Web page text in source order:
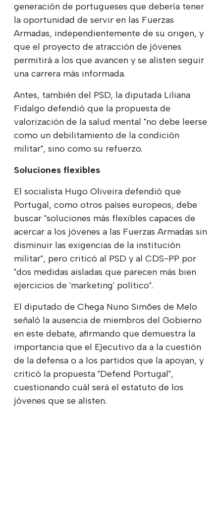
generación de portugueses que debería tener
la oportunidad de servir en las Fuerzas
Armadas, independientemente de su origen, y
que el proyecto de atracción de jóvenes
permitirá a los que avancen y se alisten seguir
una carrera más informada.
Antes, también del PSD, la diputada Liliana
Fidalgo defendió que la propuesta de
valorización de la salud mental "no debe leerse
como un debilitamiento de la condición
militar", sino como su refuerzo.
Soluciones flexibles
El socialista Hugo Oliveira defendió que
Portugal, como otros países europeos, debe
buscar "soluciones más flexibles capaces de
acercar a los jóvenes a las Fuerzas Armadas sin
disminuir las exigencias de la institución
militar", pero criticó al PSD y al CDS-PP por
"dos medidas aisladas que parecen más bien
ejercicios de 'marketing' político".
El diputado de Chega Nuno Simões de Melo
señaló la ausencia de miembros del Gobierno
en este debate, afirmando que demuestra la
importancia que el Ejecutivo da a la cuestión
de la defensa o a los partidos que la apoyan, y
criticó la propuesta "Defend Portugal",
cuestionando cuál será el estatuto de los
jóvenes que se alisten.